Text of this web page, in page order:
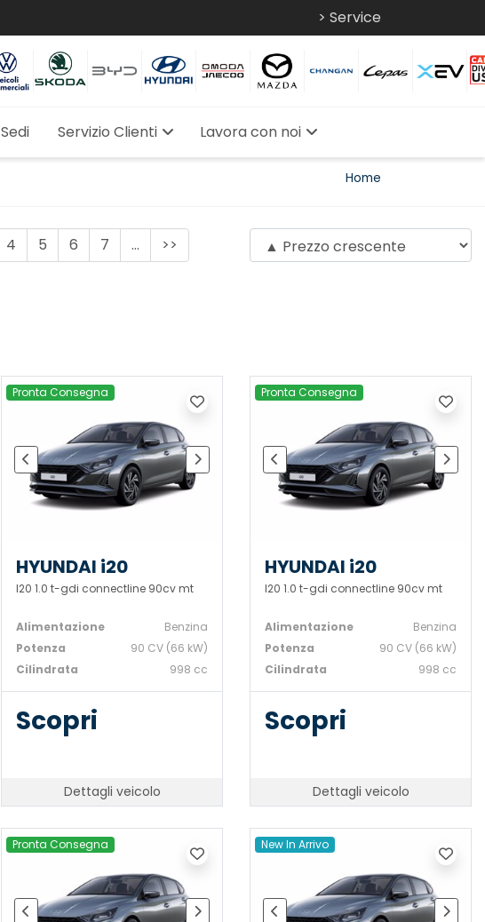
> Service
Sedi Servizio Clienti Lavora con noi
Home
4 5 6 7 ... >>
Pronta Consegna
HYUNDAI i20
I20 1.0 t-gdi connectline 90cv mt
Alimentazione
Benzina
Potenza
90 CV (66 kW)
Cilindrata
998 cc
Scopri
Dettagli veicolo
Pronta Consegna
HYUNDAI i20
I20 1.0 t-gdi connectline 90cv mt
Alimentazione
Benzina
Potenza
90 CV (66 kW)
Cilindrata
998 cc
Scopri
Dettagli veicolo
Pronta Consegna New In Arrivo